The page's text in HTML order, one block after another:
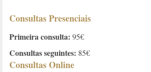
Consultas Presenciais
Primeira consulta: 95€
Consultas seguintes: 85€
Consultas Online